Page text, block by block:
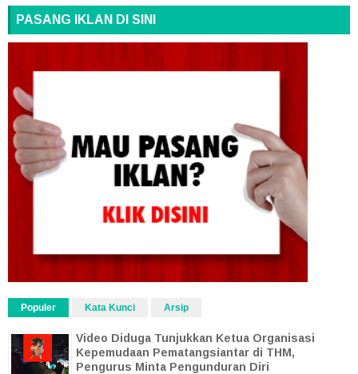
PASANG IKLAN DI SINI
Populer Kata Kunci Arsip
Video Diduga Tunjukkan Ketua Organisasi
Kepemudaan Pematangsiantar di THM,
Pengurus Minta Pengunduran Diri